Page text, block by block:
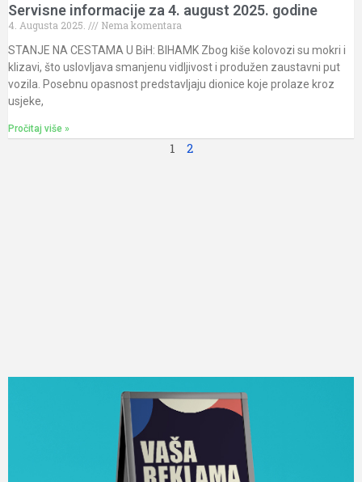
Servisne informacije za 4. august 2025. godine
4. Augusta 2025.
Nema komentara
STANJE NA CESTAMA U BiH: BIHAMK Zbog kiše kolovozi su mokri i
klizavi, što uslovljava smanjenu vidljivost i produžen zaustavni put
vozila. Posebnu opasnost predstavljaju dionice koje prolaze kroz
usjeke,
Pročitaj više »
1 2